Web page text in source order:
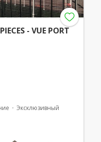
- VUE PORT
Эксклюзивный